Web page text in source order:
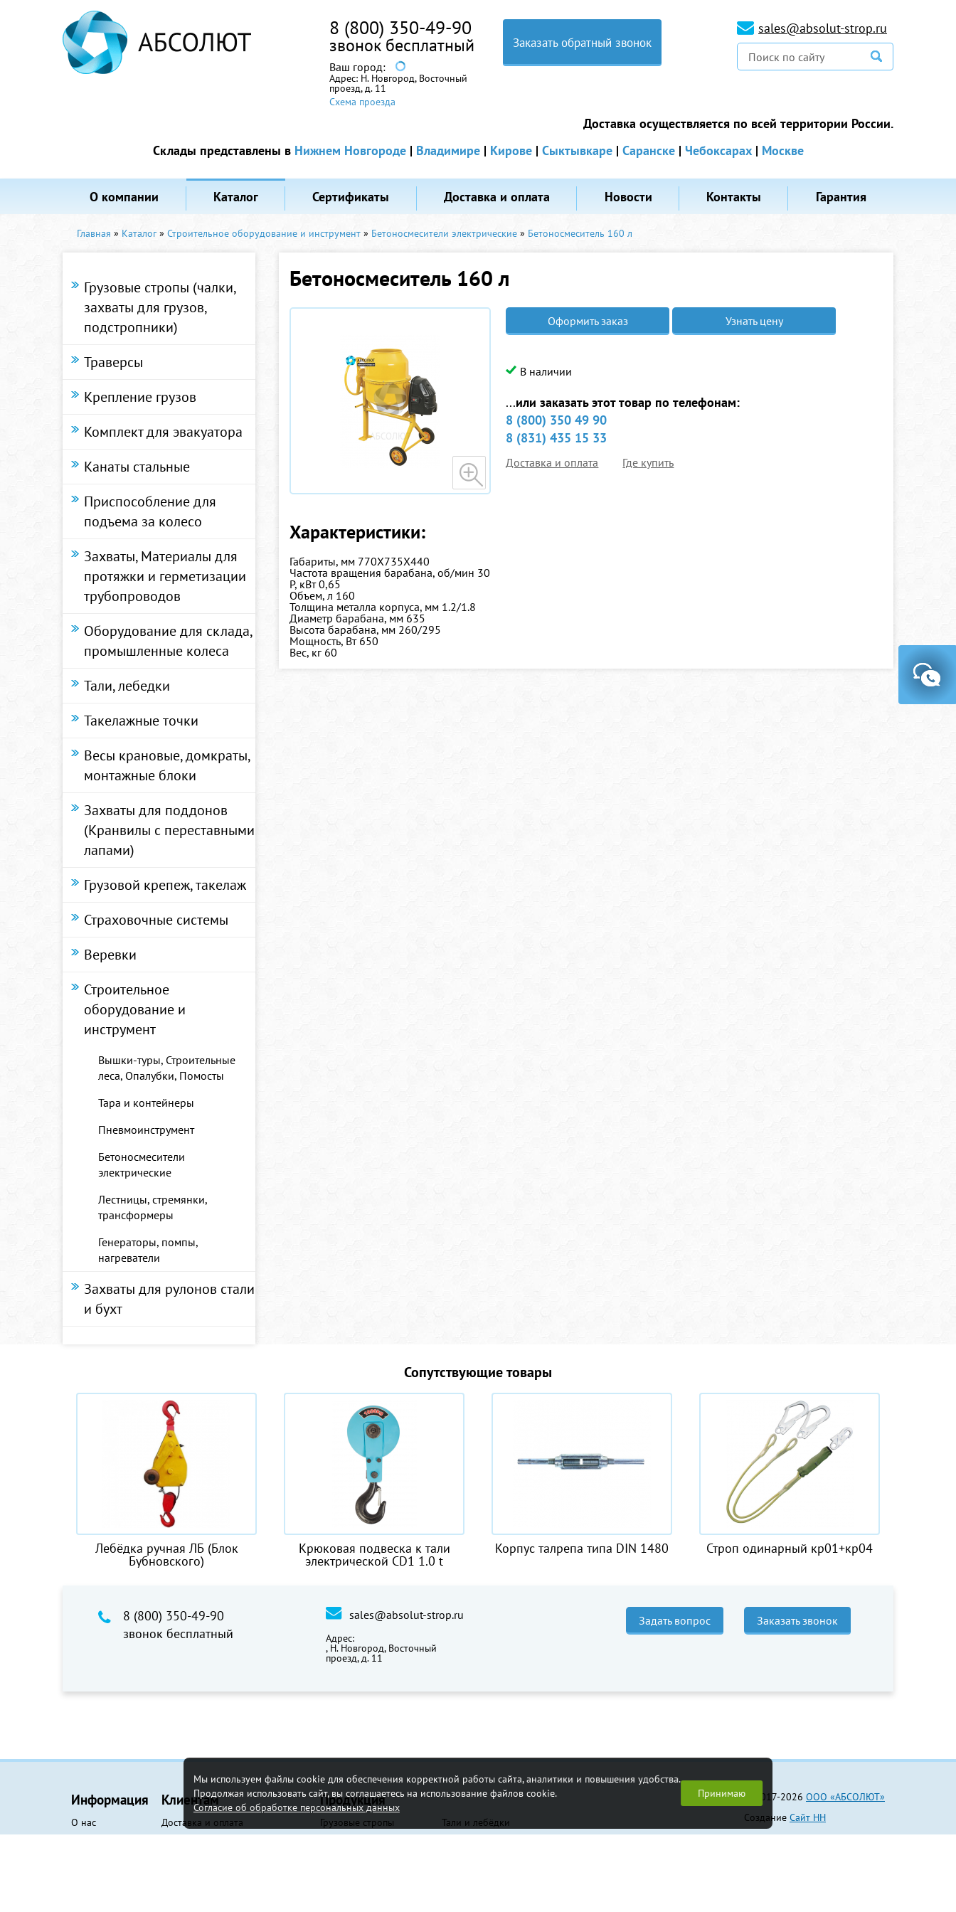
8 (800) 350-49-90
звонок бесплатный
Ваш город:
Адрес: Н. Новгород, Восточный
проезд, д. 11
Схема проезда
Заказать обратный звонок
sales@absolut-strop.ru
Доставка осуществляется по всей территории России.
Склады представлены в Нижнем Новгороде| Владимире| Кирове| Сыктывкаре| Саранске| Чебоксарах| Москве
О компании Каталог Сертификаты Доставка и оплата Новости Контакты Гарантия
Главная » Каталог» Строительное оборудование и инструмент » Бетоносмесители электрические » Бетоносмеситель 160 л
Грузовые стропы (чалки,
захваты для грузов,
подстропники)
Траверсы
Крепление грузов
Комплект для эвакуатора
Канаты стальные
Приспособление для
подъема за колесо
Захваты, Материалы для
протяжки и герметизации
трубопроводов
Оборудование для склада,
промышленные колеса
Тали, лебедки
Такелажные точки
Весы крановые, домкраты,
монтажные блоки
Захваты для поддонов
(Кранвилы с переставными
лапами)
Грузовой крепеж, такелаж
Страховочные системы
Веревки
Строительное
оборудование и
инструмент
Вышки-туры, Строительные
леса, Опалубки, Помосты
Тара и контейнеры
Пневмоинструмент
Бетоносмесители
электрические
Лестницы, стремянки,
трансформеры
Генераторы, помпы,
нагреватели
Захваты для рулонов стали
и бухт
Бетоносмеситель 160 л
Оформить заказ Узнать цену
В наличии
...или заказать этот товар по телефонам:
8 (800) 350 49 90
8 (831) 435 15 33
Доставка и оплата Где купить
Характеристики:
Габариты, мм 770X735X440
Частота вращения барабана, об/мин 30
P, кВт 0,65
Объем, л 160
Толщина металла корпуса, мм 1.2/1.8
Диаметр барабана, мм 635
Высота барабана, мм 260/295
Мощность, Вт 650
Вес, кг60
Сопутствующие товары
ручная ЛБ (Блок Крюковая подвеска к тали
электрической CD1 1.0 t
Корпус талрепа типа DIN 1480 Строп одинарный кр01+кр04 Веревка "Веста-А
8 (800) 350-49-90
звонок бесплатный
sales@absolut-strop.ru
Адрес:
, Н. Новгород, Восточный
проезд, д. 11
Задать вопрос Заказать звонок
Информация
О нас
Клиентам
Доставка и оплата
Продукция
Грузовые стропы
Тали и лебёдки
© 2017-2026 ООО «АБСОЛЮТ»
Создание Сайт НН
Мы используем файлы cookie для обеспечения корректной работы сайта, аналитики и повышения удобства.
Продолжая использовать сайт, вы соглашаетесь на использование файлов cookie.
Согласие об обработке персональных данных
Принимаю